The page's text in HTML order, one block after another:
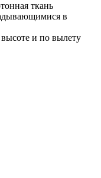
ткань
в
и по вылету